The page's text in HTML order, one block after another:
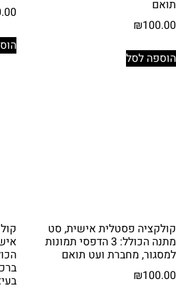
תואם
₪100.00
הוספה לסל
קולקציה פסטלית אישית, סט
מתנה הכולל: 3 הדפסי תמונות
למסגור, מחברת ועט תואם
₪100.00